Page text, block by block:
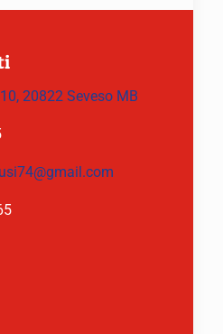
20822 Seveso MB